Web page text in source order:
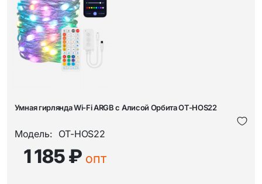
Умная гирлянда Wi-Fi ARGB с Алисой Орбита OT-HOS22
Модель: OT-HOS22
1 185 ₽ опт